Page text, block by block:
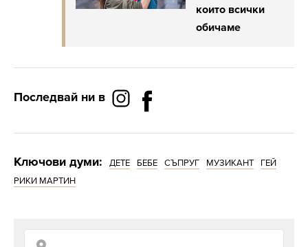
които всички
обичаме
Последвай ни в
Ключови думи: ДЕТЕ БЕБЕ СЪПРУГ МУЗИКАНТ
ГЕЙ
РИКИ МАРТИН